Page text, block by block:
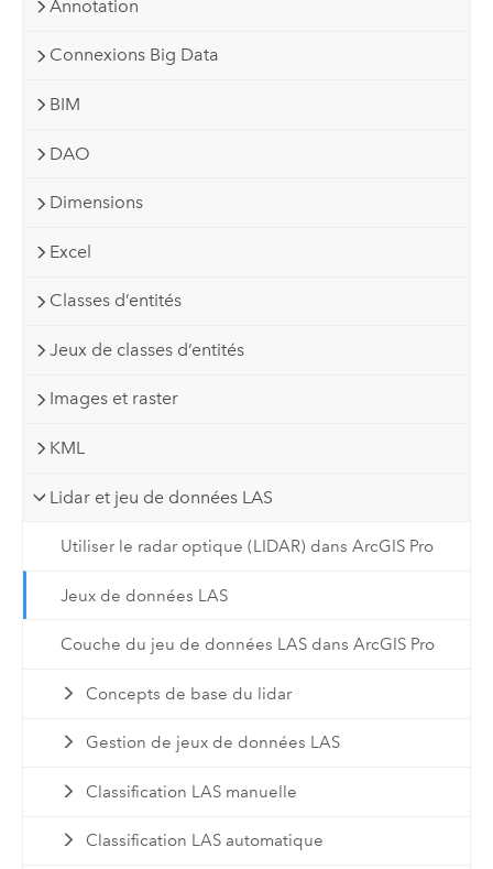
Annotation
Connexions Big Data
BIM
DAO
Dimensions
Excel
Classes d’entités
Jeux de classes d’entités
Images et raster
KML
Lidar et jeu de données LAS
Utiliser le radar optique (LIDAR) dans ArcGIS Pro
Jeux de données LAS
Couche du jeu de données LAS dans ArcGIS Pro
Concepts de base du lidar
Gestion de jeux de données LAS
Classification LAS manuelle
Classification LAS automatique